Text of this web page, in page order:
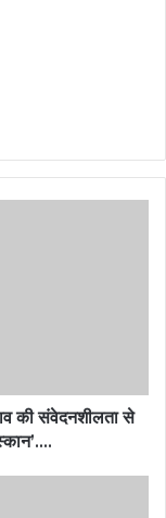
की संवेदनशीलता से